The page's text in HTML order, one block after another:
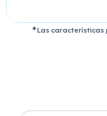
Las características